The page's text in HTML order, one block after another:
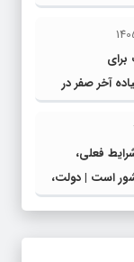
مجلس با
رضوی
موکب برای
آخر صفر در
فعلی،
است | دولت،
ناترازی را